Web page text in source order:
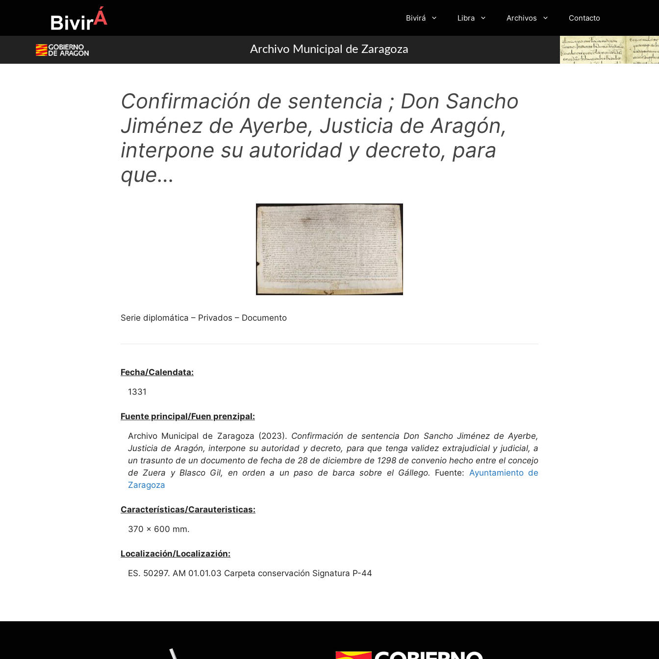
Bivirá Libra Archivos Contacto
Archivo Municipal de Zaragoza
Confirmación de sentencia ; Don Sancho
Jiménez de Ayerbe, Justicia de Aragón,
interpone su autoridad y decreto, para
que…
Serie diplomática – Privados – Documento
Fecha/Calendata:
1331
Fuente principal/Fuen prenzipal:
Archivo Municipal de Zaragoza (2023). Confirmación de sentencia Don Sancho Jiménez de Ayerbe,
Justicia de Aragón, interpone su autoridad y decreto, para que tenga validez extrajudicial y judicial, a
un trasunto de un documento de fecha de 28 de diciembre de 1298 de convenio hecho entre el concejo
de Zuera y Blasco Gil, en orden a un paso de barca sobre el Gállego. Fuente: Ayuntamiento de
Zaragoza
Características/Carauteristicas:
370 x 600 mm.
Localización/Localizazión:
ES. 50297. AM 01.01.03 Carpeta conservación Signatura P-44